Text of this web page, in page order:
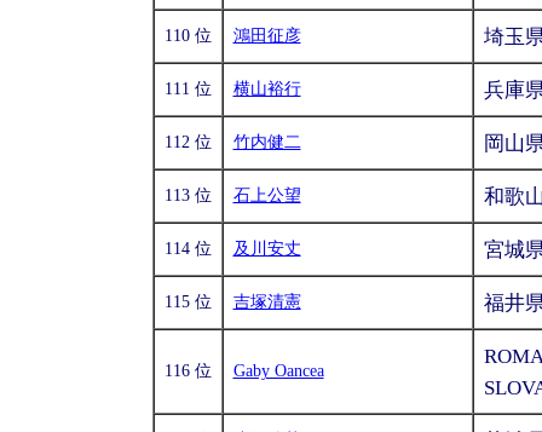
110 位 鴻田征彦 埼玉
111 位 横山裕行 兵庫
112 位 竹内健二 岡山
113 位 石上公望 和歌
114 位 及川安丈 宮城
115 位 吉塚清憲 福井
116 位 Gaby Oancea